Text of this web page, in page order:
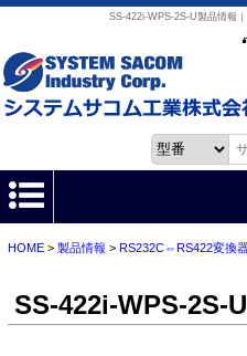
SS-422i-WPS-2S-U製品情報
HOME> 製品情報 > RS232C⇔RS422変換
SS-422i-WPS-2S-U